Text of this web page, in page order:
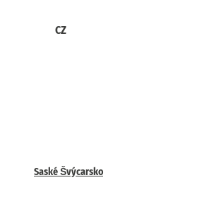
CZ
Saské Švýcarsko